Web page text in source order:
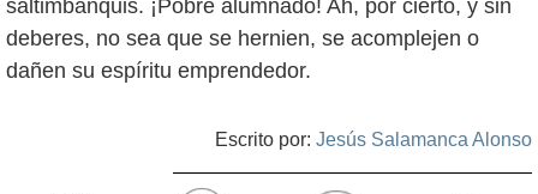
saltimbanquis. ¡Pobre alumnado! Ah, por cierto, y sin
deberes, no sea que se hernien, se acomplejen o
dañen su espíritu emprendedor.
Escrito por: Jesús Salamanca Alonso